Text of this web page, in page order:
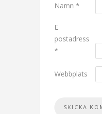
Namn *
E-
postadress
*
Webbplats